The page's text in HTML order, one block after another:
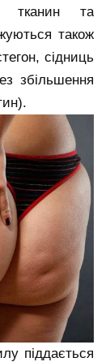
тканин та
також
сідниць
збільшення
піддається